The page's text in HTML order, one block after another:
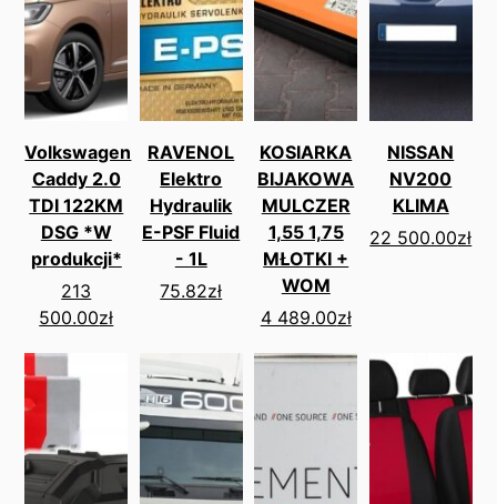
Volkswagen
Caddy 2.0
TDI 122KM
DSG *W
produkcji*
213
500.00zł
RAVENOL
Elektro
Hydraulik
E-PSF Fluid
- 1L
75.82zł
KOSIARKA
BIJAKOWA
MULCZER
1,55 1,75
MŁOTKI +
WOM
4 489.00zł
NISSAN
NV200
KLIMA
22 500.00zł